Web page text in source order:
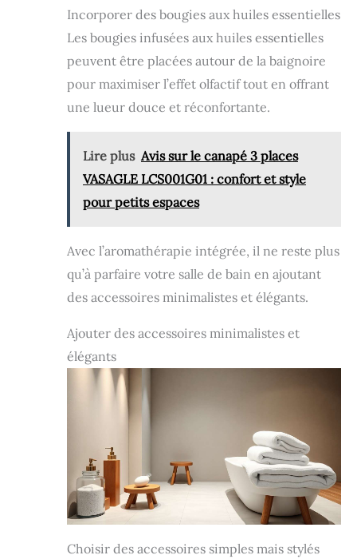
vous aider à créer l'atmosphère souhaitée et
cadeau parfaite avec un service client convivial
: Vous cherchez un cadeau réfléchi ? Notre
diffuseur nordique compact est un choix de
cadeau idéal. Sa polyvalence, son design
élégant et ses effets puissants en font un
cadeau unique et précieux qui suscitera la
satisfaction client.
méditation. Crée une atmosphère zen en 1 clic
PERSONNALISATION TOTALE :4 modes de
brume (continu/intermittent) + 4 durées
(1h/3h/6h/10h). Idéal pour chambre, bureau
ou yoga. Ultra-silencieux pour nuit paisible.
OFFRE EXCLUSIVE :Coffret complet avec 10
huiles essentielles + garantie 24 mois. Satisfait
Incorporer des bougies aux huiles essentielles
Les bougies infusées aux huiles essentielles
peuvent être placées autour de la baignoire
pour maximiser l’effet olfactif tout en offrant
une lueur douce et réconfortante.
Lire plus Avis sur le canapé 3 places
VASAGLE LCS001G01 : confort et style
pour petits espaces
Avec l’aromathérapie intégrée, il ne reste plus
qu’à parfaire votre salle de bain en ajoutant
des accessoires minimalistes et élégants.
Ajouter des accessoires minimalistes et
élégants
Choisir des accessoires simples mais stylés